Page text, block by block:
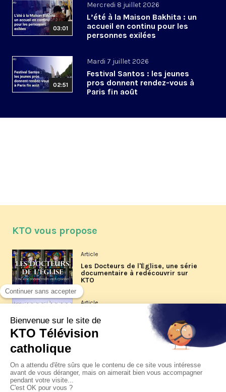
03:01
Mercredi 8 juillet 2026
L’été à la Maison Bakhita : un
accueil en continu pour les
personnes exilées
02:51
Mardi 7 juillet 2026
Festival Santos : les jeunes
pros donnent rendez-vous à
Paris fin août
KTO vous propose
Article
Les Docteurs de l'Église, une série
documentaire à redécouvrir sur
KTO
Article
Les reportages d'été 2026 de KTO
La visite pastorale du pape Léon
XIV à Assise à suivre sur KTO le
jeudi 6 août